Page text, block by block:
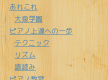
あれこれ
大泉学園
ピアノ上達への一歩
テクニック
リズム
譜読み